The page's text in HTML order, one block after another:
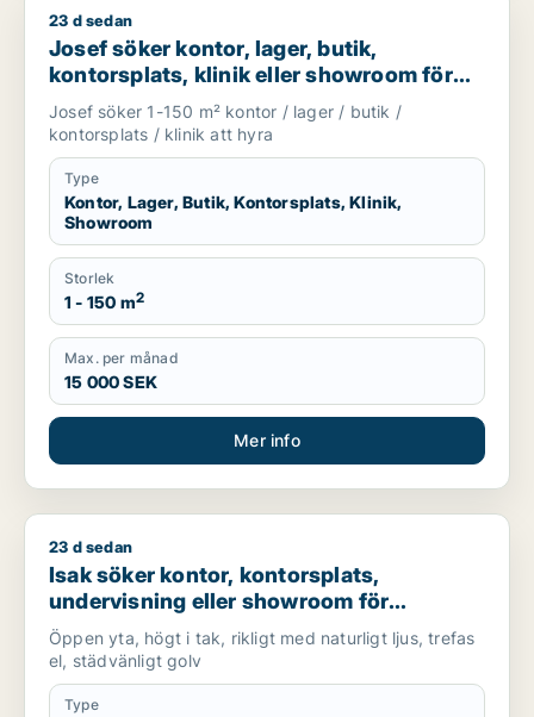
Josef söker kontor, lager, butik, kontorsplats, klinik eller
23 d sedan
Josef söker kontor, lager, butik,
kontorsplats, klinik eller showroom för
uthyrning i Göteborg
Josef söker 1-150 m² kontor / lager / butik /
kontorsplats / klinik att hyra
Type
Kontor, Lager, Butik, Kontorsplats, Klinik,
Showroom
Storlek
1 - 150 m2
Max. per månad
15 000 SEK
Mer info
Isak söker kontor, kontorsplats, undervisning eller
23 d sedan
Isak söker kontor, kontorsplats,
undervisning eller showroom för
uthyrning i Lundby, Göteborg eller Norra
hisingen m.fl.
Öppen yta, högt i tak, rikligt med naturligt ljus, trefas
el, städvänligt golv
Type